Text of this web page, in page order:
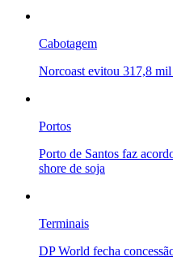
Cabotagem
Norcoast evitou 317,8
Portos
Porto de Santos faz
shore de soja
Terminais
DP World fecha